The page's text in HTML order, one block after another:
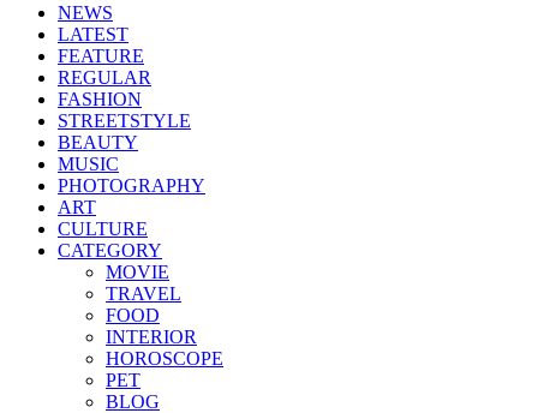
NEWS
LATEST
FEATURE
REGULAR
FASHION
STREETSTYLE
BEAUTY
MUSIC
PHOTOGRAPHY
ART
CULTURE
CATEGORY
MOVIE
TRAVEL
FOOD
INTERIOR
HOROSCOPE
PET
BLOG